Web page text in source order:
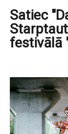
Satiec
festivālā